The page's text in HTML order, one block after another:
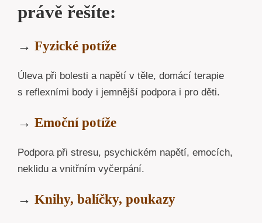
právě řešíte:
→ Fyzické potíže
Úleva při bolesti a napětí v těle, domácí terapie
s reflexními body i jemnější podpora i pro děti.
→ Emoční potíže
Podpora při stresu, psychickém napětí, emocích,
neklidu a vnitřním vyčerpání.
→ Knihy, balíčky, poukazy